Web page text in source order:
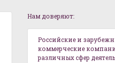
Нам доверяют:
Российские и
коммерческие
различных сфер